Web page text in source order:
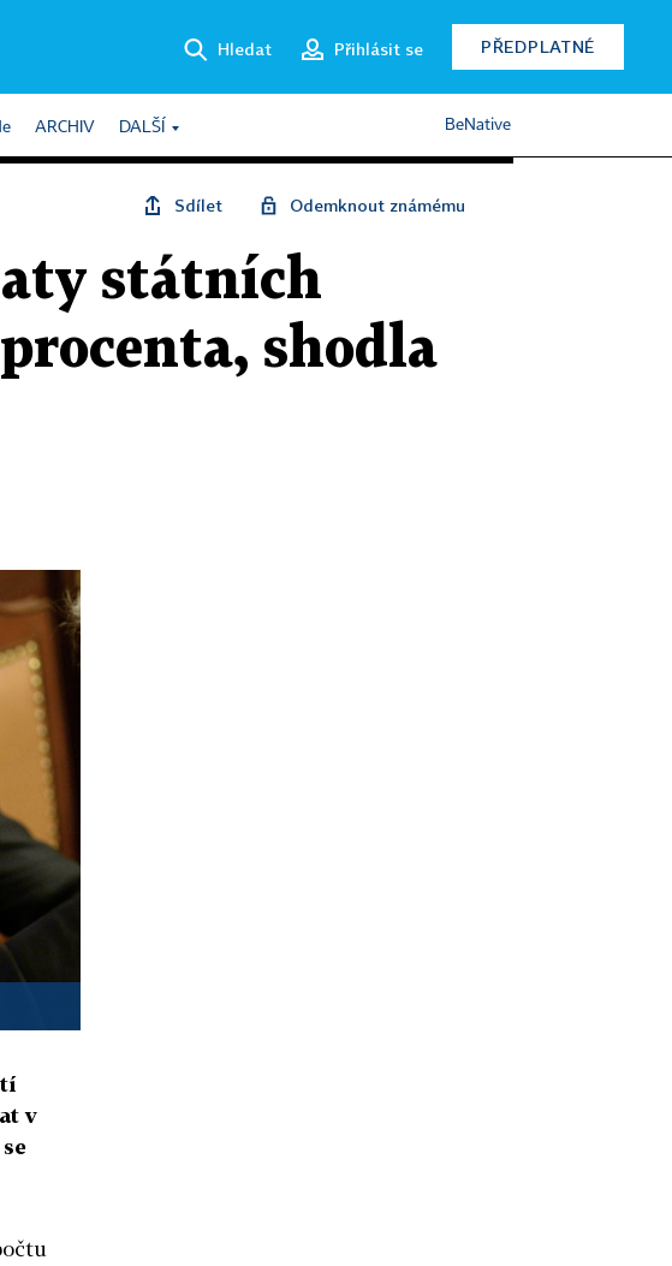
Hledat Přihlásit se PŘEDPLATNÉ
ARCHIV DALŠÍ BeNative
Sdílet Odemknout známému
státních
shodla
v